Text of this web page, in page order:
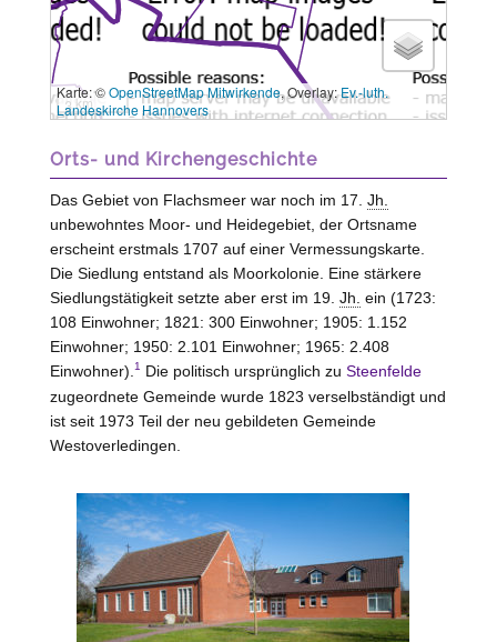
3 km
Karte: ©OpenStreetMap Mitwirkende, Overlay:Ev.-luth.
Landeskirche Hannovers
Orts- und Kirchengeschichte
Das Gebiet von Flachsmeer war noch im 17. Jh.
unbewohntes Moor- und Heidegebiet, der Ortsname
erscheint erstmals 1707 auf einer Vermessungskarte.
Die Siedlung entstand als Moorkolonie. Eine stärkere
Siedlungstätigkeit setzte aber erst im 19. Jh. ein (1723:
108 Einwohner; 1821: 300 Einwohner; 1905: 1.152
Einwohner; 1950: 2.101 Einwohner; 1965: 2.408
Einwohner). 1 Die politisch ursprünglich zu Steenfelde
zugeordnete Gemeinde wurde 1823 verselbständigt und
ist seit 1973 Teil der neu gebildeten Gemeinde
Westoverledingen.